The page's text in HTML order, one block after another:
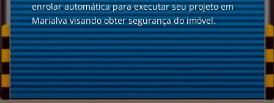
enrolar automática para executar seu projeto em
Marialva visando obter segurança do imóvel.